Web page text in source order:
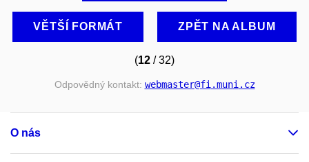
VĚTŠÍ FORMÁT ZPĚT NA ALBUM
(12 / 32)
Odpovědný kontakt: webmaster@fi.muni.cz
O nás